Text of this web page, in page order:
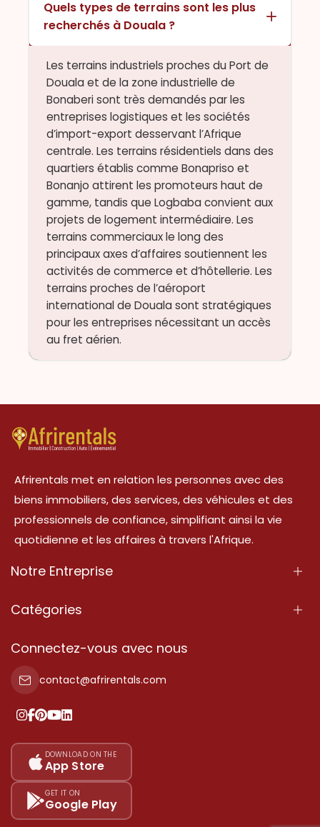
Quels types de terrains sont les plus
recherchés à Douala ?
Les terrains industriels proches du Port de
Douala et de la zone industrielle de
Bonaberi sont très demandés par les
entreprises logistiques et les sociétés
d’import-export desservant l’Afrique
centrale. Les terrains résidentiels dans des
quartiers établis comme Bonapriso et
Bonanjo attirent les promoteurs haut de
gamme, tandis que Logbaba convient aux
projets de logement intermédiaire. Les
terrains commerciaux le long des
principaux axes d’affaires soutiennent les
activités de commerce et d’hôtellerie. Les
terrains proches de l’aéroport
international de Douala sont stratégiques
pour les entreprises nécessitant un accès
au fret aérien.
Afrirentals met en relation les personnes avec des
biens immobiliers, des services, des véhicules et des
professionnels de confiance, simplifiant ainsi la vie
quotidienne et les affaires à travers l'Afrique.
Notre Entreprise
À Propos
Conditions d'Utilisation
Politique de Confidentialité
Nos tarifs
Plan du site
Catégories
Propriété
Propriété à vendre
Propriété à louer
Ajoutez votre témoignage
Connectez-vous avec nous
contact@afrirentals.com
DOWNLOAD ON THE
App Store
GET IT ON
Google Play